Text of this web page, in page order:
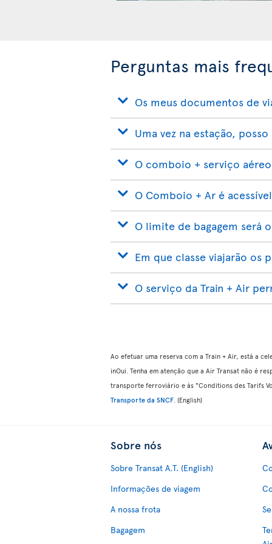
Perguntas mais
Os meus documentos de
Uma vez na estação,
O comboio + serviço
O Comboio + Ar é
O limite de bagagem será
Em que classe viajarão os
O serviço da Train + Air
Ao efetuar uma reserva com a Train + Air, está a
inOui. Tenha em atenção que a Air Transat não é
transporte ferroviário e às "Conditions des Tarifs
Transporte da SNCF. (English)
Sobre nós
Sobre Transat A.T. (English)
Informações de viagem
A nossa frota
Bagagem